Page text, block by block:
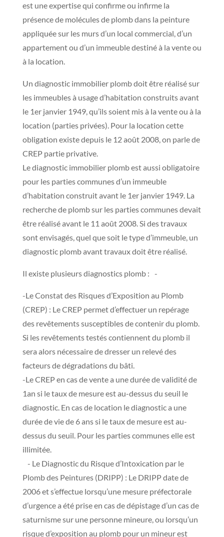
est une expertise qui confirme ou infirme la
présence de molécules de plomb dans la peinture
appliquée sur les murs d’un local commercial, d’un
appartement ou d’un immeuble destiné à la vente ou
à la location.
Un diagnostic immobilier plomb doit être réalisé sur
les immeubles à usage d’habitation construits avant
le 1er janvier 1949, qu’ils soient mis à la vente ou à la
location (parties privées). Pour la location cette
obligation existe depuis le 12 août 2008, on parle de
CREP partie privative.
Le diagnostic immobilier plomb est aussi obligatoire
pour les parties communes d’un immeuble
d’habitation construit avant le 1er janvier 1949. La
recherche de plomb sur les parties communes devait
être réalisé avant le 11 août 2008. Si des travaux
sont envisagés, quel que soit le type d’immeuble, un
diagnostic plomb avant travaux doit être réalisé.
Il existe plusieurs diagnostics plomb : -
-Le Constat des Risques d’Exposition au Plomb
(CREP) : Le CREP permet d’effectuer un repérage
des revêtements susceptibles de contenir du plomb.
Si les revêtements testés contiennent du plomb il
sera alors nécessaire de dresser un relevé des
facteurs de dégradations du bâti.
-Le CREP en cas de vente a une durée de validité de
1an si le taux de mesure est au-dessus du seuil le
diagnostic. En cas de location le diagnostic a une
durée de vie de 6 ans si le taux de mesure est au-
dessus du seuil. Pour les parties communes elle est
illimitée.
- Le Diagnostic du Risque d’Intoxication par le
Plomb des Peintures (DRIPP) : Le DRIPP date de
2006 et s’effectue lorsqu’une mesure préfectorale
d’urgence a été prise en cas de dépistage d’un cas de
saturnisme sur une personne mineure, ou lorsqu’un
risque d’exposition au plomb pour un mineur est